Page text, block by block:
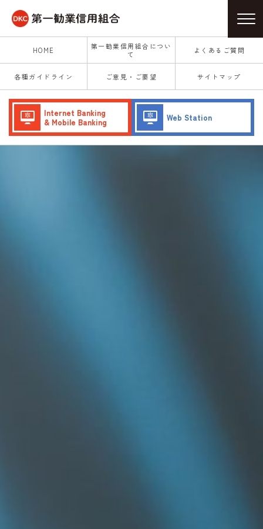
HOME
第一勧業信用組合につい
て
よくあるご質問
各種ガイドライン ご意見・ご要望 サイトマップ
Internet Banking
& Mobile Banking
Web Station